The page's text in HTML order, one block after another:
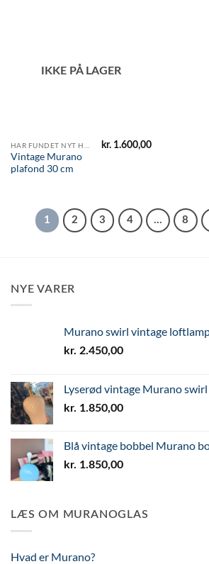
IKKE PÅ LAGER
Vintage Murano
plafond 30 cm
kr. 1.600,00
1 2 3 4 … 8
NYE VARER
Murano swirl vintage
kr. 2.450,00
Lyserød vintage Murano
kr. 1.850,00
Blå vintage bobbel Murano
kr. 1.850,00
LÆS OM MURANOGLAS
Hvad er Murano?